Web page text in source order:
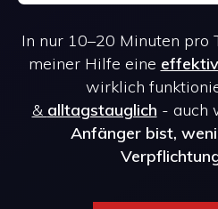
In nur 10–20 Minuten pro
meiner Hilfe eine
wirklich
& alltagstauglich - auch
Anfänger bist,